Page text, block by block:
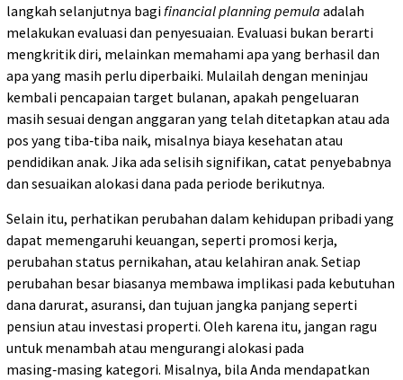
langkah selanjutnya bagi financial planning pemula adalah
melakukan evaluasi dan penyesuaian. Evaluasi bukan berarti
mengkritik diri, melainkan memahami apa yang berhasil dan
apa yang masih perlu diperbaiki. Mulailah dengan meninjau
kembali pencapaian target bulanan, apakah pengeluaran
masih sesuai dengan anggaran yang telah ditetapkan atau ada
pos yang tiba‑tiba naik, misalnya biaya kesehatan atau
pendidikan anak. Jika ada selisih signifikan, catat penyebabnya
dan sesuaikan alokasi dana pada periode berikutnya.
Selain itu, perhatikan perubahan dalam kehidupan pribadi yang
dapat memengaruhi keuangan, seperti promosi kerja,
perubahan status pernikahan, atau kelahiran anak. Setiap
perubahan besar biasanya membawa implikasi pada kebutuhan
dana darurat, asuransi, dan tujuan jangka panjang seperti
pensiun atau investasi properti. Oleh karena itu, jangan ragu
untuk menambah atau mengurangi alokasi pada
masing‑masing kategori. Misalnya, bila Anda mendapatkan